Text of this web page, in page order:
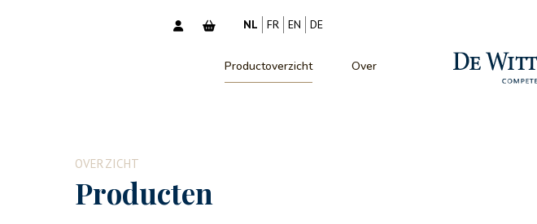
NL FR EN DE
Productoverzicht Over
OVERZICHT
Producten